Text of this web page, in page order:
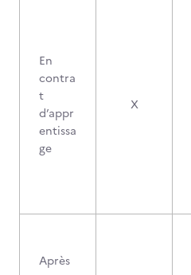
En
contra
t
d’appr
entissa
ge
X
Après